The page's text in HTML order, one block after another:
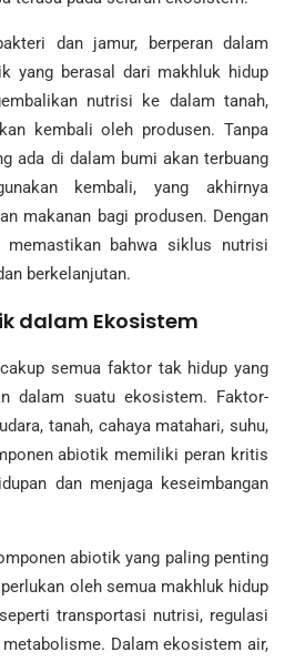
dan jamur, berperan dalam
yang berasal dari makhluk hidup
nutrisi ke dalam tanah,
kembali oleh produsen. Tanpa
ada di dalam bumi akan terbuang
kembali, yang akhirnya
makanan bagi produsen. Dengan
memastikan bahwa siklus nutrisi
berkelanjutan.
dalam Ekosistem
semua faktor tak hidup yang
dalam suatu ekosistem. Faktor-
tanah, cahaya matahari, suhu,
abiotik memiliki peran kritis
dan menjaga keseimbangan
abiotik yang paling penting
oleh semua makhluk hidup
transportasi nutrisi, regulasi
Dalam ekosistem air,